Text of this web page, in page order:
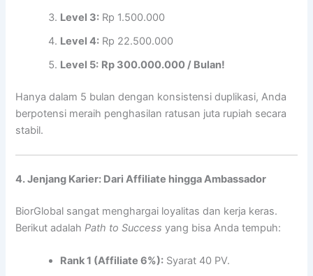
Level 3: Rp 1.500.000
Level 4: Rp 22.500.000
Level 5: Rp 300.000.000 / Bulan!
Hanya dalam 5 bulan dengan konsistensi duplikasi, Anda
berpotensi meraih penghasilan ratusan juta rupiah secara
stabil.
4. Jenjang Karier: Dari Affiliate hingga Ambassador
BiorGlobal sangat menghargai loyalitas dan kerja keras.
Berikut adalahPath to Success yang bisa Anda tempuh:
Rank 1 (Affiliate 6%): Syarat 40 PV.